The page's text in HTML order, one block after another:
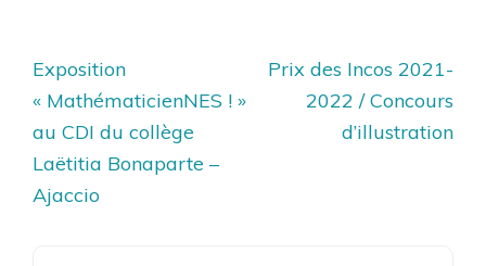
Navigation
de
l’article
Exposition
« MathématicienNES ! »
au CDI du collège
Laëtitia Bonaparte –
Ajaccio
Prix des Incos 2021-
2022 / Concours
d’illustration